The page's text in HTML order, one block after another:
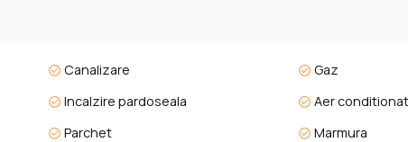
cu adevărat acasă, din prima clipă. Dacă simți că e ceea ce
Canalizare
Gaz
Incalzire pardoseala
Aer conditionat
Parchet
Marmura